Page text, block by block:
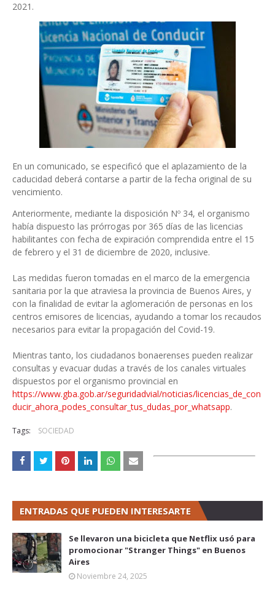
2021.
En un comunicado, se especificó que el aplazamiento de la
caducidad deberá contarse a partir de la fecha original de su
vencimiento.
Anteriormente, mediante la disposición Nº 34, el organismo
había dispuesto las prórrogas por 365 días de las licencias
habilitantes con fecha de expiración comprendida entre el 15
de febrero y el 31 de diciembre de 2020, inclusive.
Las medidas fueron tomadas en el marco de la emergencia
sanitaria por la que atraviesa la provincia de Buenos Aires, y
con la finalidad de evitar la aglomeración de personas en los
centros emisores de licencias, ayudando a tomar los recaudos
necesarios para evitar la propagación del Covid-19.
Mientras tanto, los ciudadanos bonaerenses pueden realizar
consultas y evacuar dudas a través de los canales virtuales
dispuestos por el organismo provincial en
https://www.gba.gob.ar/seguridadvial/noticias/licencias_de_con
ducir_ahora_podes_consultar_tus_dudas_por_whatsapp.
Tags: SOCIEDAD
ENTRADAS QUE PUEDEN INTERESARTE
Se llevaron una bicicleta que Netflix usó para
promocionar "Stranger Things" en Buenos
Aires
Noviembre 24, 2025